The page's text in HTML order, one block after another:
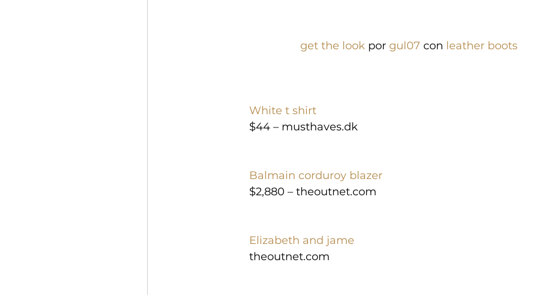
get the look por gul07 con leather boots
White t shirt
$44 – musthaves.dk
Balmain corduroy blazer
$2,880 – theoutnet.com
Elizabeth and jame
theoutnet.com